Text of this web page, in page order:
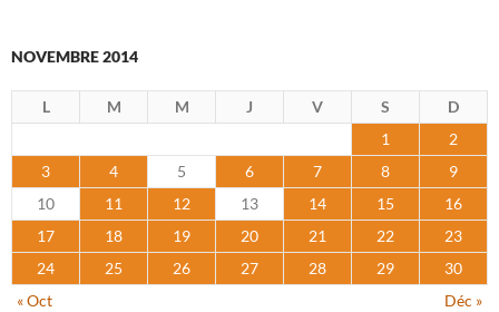
NOVEMBRE 2014
L M M J V S
D
1
2
3
4 5 6 7 8
9
10
11 12 13 14 15
16
17
18 19 20 21 22
23
24
25 26 27 28 29
30
« Oct
Déc »